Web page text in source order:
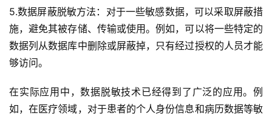
5.数据屏蔽脱敏方法：对于一些敏感数据，可以采取屏蔽措
施，避免其被存储、传输或使用。例如，可以将一些特定的
数据列从数据库中删除或屏蔽掉，只有经过授权的人员才能
够访问。
在实际应用中，数据脱敏技术已经得到了广泛的应用。例
如，在医疗领域，对于患者的个人身份信息和病历数据等敏